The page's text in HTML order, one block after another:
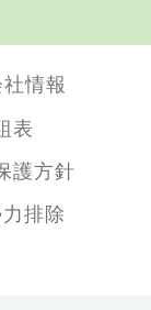
情報
表
護方針
排除